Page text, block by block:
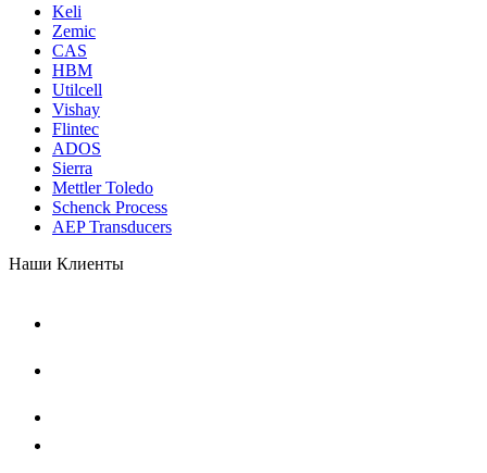
Keli
Zemic
CAS
HBM
Utilcell
Vishay
Flintec
ADOS
Sierra
Mettler Toledo
Schenck Process
AEP Transducers
Наши Клиенты